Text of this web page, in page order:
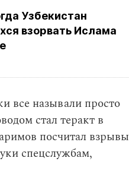
Узбекистан
взорвать Ислама
все называли просто
стал теракт в
посчитал взрывы
спецслужбам,